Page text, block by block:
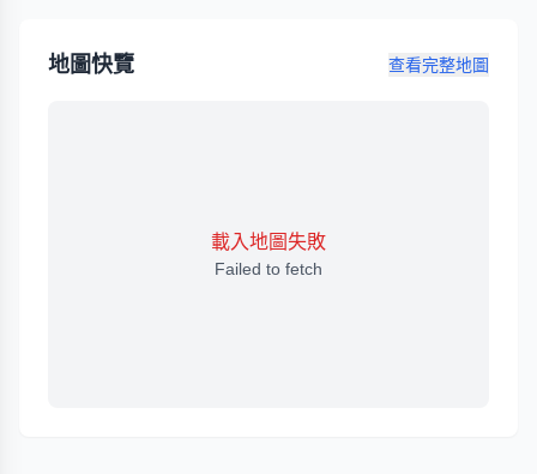
地圖快覽 查看完整地圖
載入地圖失敗
Failed to fetch